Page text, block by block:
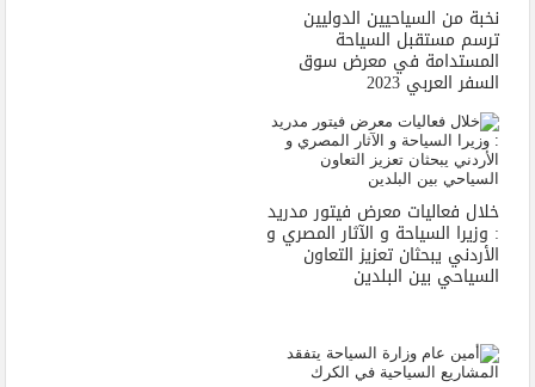
نخبة من السياحيين الدوليين
ترسم مستقبل السياحة
المستدامة في معرض سوق
السفر العربي 2023
خلال فعاليات معرض فيتور مدريد
: وزيرا السياحة و الآثار المصري و
الأردني يبحثان تعزيز التعاون
السياحي بين البلدين